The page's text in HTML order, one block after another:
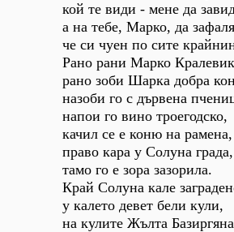
кой те види - мене да
а на тебе, Марко, да
че си чуен по сите
Рано рани Марко
рано зоби Шарка добра
назоби го с дървена
напои го вино троегодско,
качил се е коню на рамена,
право кара у Солуна града,
тамо го е зора зазорила.
Край Солуна кале
у калето девет бели кули,
на кулите Жълта